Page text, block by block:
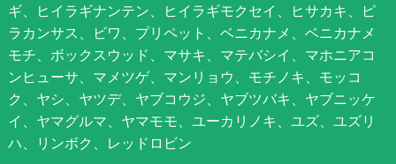
ギ、ヒイラギナンテン、ヒイラギモクセイ、ヒサカキ、ピ
ラカンサス、ビワ、プリペット、ベニカナメ、ベニカナメ
モチ、ボックスウッド、マサキ、マテバシイ、マホニアコ
ンヒューサ、マメツゲ、マンリョウ、モチノキ、モッコ
ク、ヤシ、ヤツデ、ヤブコウジ、ヤブツバキ、ヤブニッケ
イ、ヤマグルマ、ヤマモモ、ユーカリノキ、ユズ、ユズリ
ハ、リンボク、レッドロビン